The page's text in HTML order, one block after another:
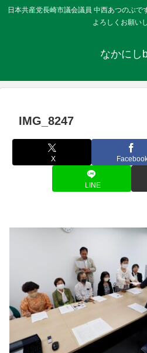
日本共産党長崎市議会議員 中西あつのぶで
よろしくお願い
なかにし
IMG_8247
X
LINE